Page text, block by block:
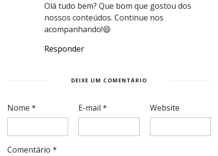
Olá tudo bem? Que bom que gostou dos
nossos conteúdos. Continue nos
acompanhando!😄
Responder
DEIXE UM COMENTÁRIO
Nome * E-mail* Website
Comentário *